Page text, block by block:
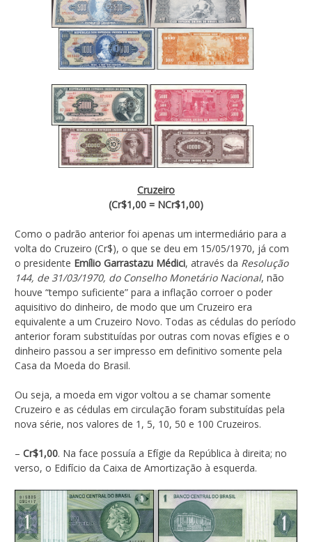
Cruzeiro
(Cr$1,00 = NCr$1,00)
Como o padrão anterior foi apenas um intermediário para a
volta do Cruzeiro (Cr$), o que se deu em 15/05/1970, já com
o presidente Emílio Garrastazu Médici, através da Resolução
144, de 31/03/1970, do Conselho Monetário Nacional, não
houve “tempo suficiente” para a inflação corroer o poder
aquisitivo do dinheiro, de modo que um Cruzeiro era
equivalente a um Cruzeiro Novo. Todas as cédulas do período
anterior foram substituídas por outras com novas efígies e o
dinheiro passou a ser impresso em definitivo somente pela
Casa da Moeda do Brasil.
Ou seja, a moeda em vigor voltou a se chamar somente
Cruzeiro e as cédulas em circulação foram substituídas pela
nova série, nos valores de 1, 5, 10, 50 e 100 Cruzeiros.
– Cr$1,00. Na face possuía a Efígie da República à direita; no
verso, o Edifício da Caixa de Amortização à esquerda.